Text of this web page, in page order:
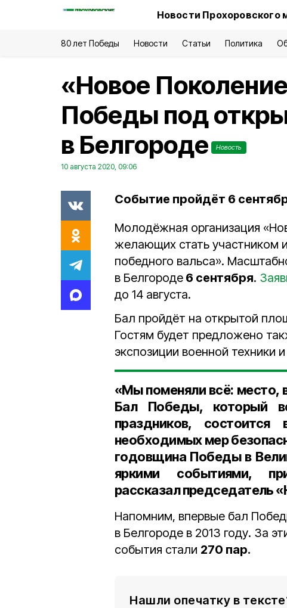
Новости Прохоровского
80 лет Победы Новости Статьи Политика
«Новое
Победы под
в Белгороде
Новость
10 августа 2020, 09:06
Событие пройдёт 6
Молодёжная организация
желающих стать участником
победного вальса».
в Белгороде 6 сентября.
до 14 августа.
Бал пройдёт на открытой
Гостям будет предложено
экспозиции военной техники
«Мы поменяли всё:
Бал Победы, который
праздников,
необходимых мер
годовщина Победы в
яркими событиями,
рассказалпредседатель
Напомним, впервые бал
в Белгороде в 2013 году. За
события стали 270 пар.
Нашли опечатку в